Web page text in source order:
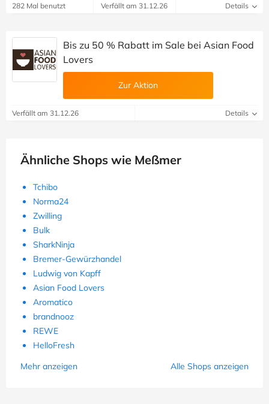
282 Mal benutzt Verfällt am 31.12.26 Details
Bis zu 50 % Rabatt im Sale bei Asian Food
Lovers
Zur Aktion
Verfällt am 31.12.26 Details
Ähnliche Shops wie Meßmer
Tchibo
Norma24
Zwilling
Bulk
SharkNinja
Bremer-Gewürzhandel
Ludwig von Kapff
Asian Food Lovers
Aromatico
brandnooz
REWE
HelloFresh
Mehr anzeigen
Alle Shops anzeigen